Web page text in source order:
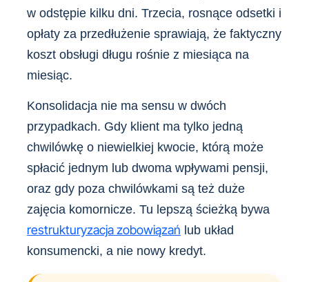
w odstępie kilku dni. Trzecia, rosnące odsetki i
opłaty za przedłużenie sprawiają, że faktyczny
koszt obsługi długu rośnie z miesiąca na
miesiąc.
Konsolidacja nie ma sensu w dwóch
przypadkach. Gdy klient ma tylko jedną
chwilówkę o niewielkiej kwocie, którą może
spłacić jednym lub dwoma wpływami pensji,
oraz gdy poza chwilówkami są też duże
zajęcia komornicze. Tu lepszą ścieżką bywa
restrukturyzacja zobowiązań lub układ
konsumencki, a nie nowy kredyt.